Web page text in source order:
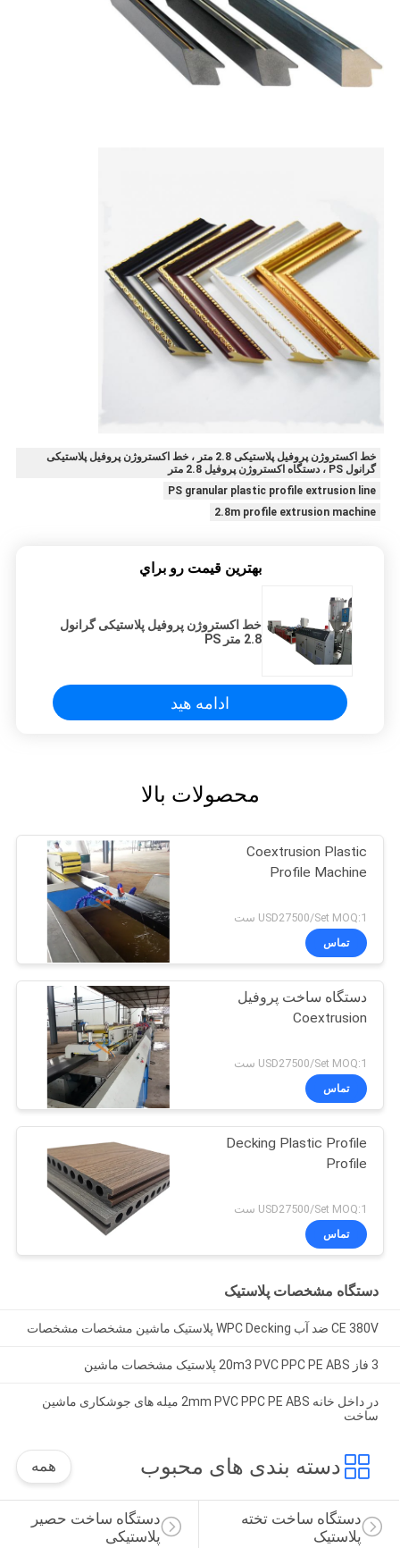
خط اکستروژن پروفیل پلاستیکی 2.8 متر ، خط اکستروژن پروفیل پلاستیکی
گرانول PS ، دستگاه اکستروژن پروفیل 2.8 متر
PS granular plastic profile extrusion line
2.8m profile extrusion machine
بهترين قيمت رو براي
خط اکستروژن پروفیل پلاستیکی گرانول
2.8 متر PS
ادامه هید
محصولات بالا
Coextrusion Plastic
Profile Machine
USD27500/Set MOQ:1 ست
تماس
دستگاه ساخت پروفیل
Coextrusion
USD27500/Set MOQ:1 ست
تماس
Decking Plastic Profile
Profile
USD27500/Set MOQ:1 ست
تماس
دستگاه مشخصات پلاستیک
CE 380V ضد آب WPC Decking پلاستیک ماشین مشخصات مشخصات
3 فاز 20m3 PVC PPC PE ABS پلاستیک مشخصات ماشین
در داخل خانه 2mm PVC PPC PE ABS میله های جوشکاری ماشین
ساخت
دسته بندی های محبوب همه
دستگاه ساخت حصیر
پلاستیکی
دستگاه ساخت تخته
پلاستیک